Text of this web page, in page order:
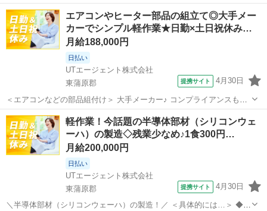
釜飯の素などの レトルト食を中心とした製造業務です♪ 一度は目にし
たことのある大手メーカーの ブランド商品の製造に携われます♪ 原材
料は日本国内のみならず世...
新潟 東蒲原郡
エアコンやヒーター部品の組立て◎大手メー
カーでシンプル軽作業★日勤×土日祝休み…
月給188,000円
日払い
UTエージェント株式会社
東蒲原郡
提携サイト 4月30日
＜エアコンなどの部品組付け＞ 大手メーカー♪ コンプライアンスもし
っかりで安心して就業できます◎ ☆地元大手メーカーでのオシゴト！
エアコンやファンヒーターなどの部品組付け作業をお任せします 覚え
てしまえばカンタン＆シンプ...
新潟 東蒲原郡 工場
軽作業！今話題の半導体部材（シリコンウェ
ーハ）の製造◇残業少なめ♪1食300円…
月給200,000円
日払い
UTエージェント株式会社
東蒲原郡
提携サイト 4月30日
＼半導体部材（シリコンウェーハ）の製造！／ ＜具体的には…＞ ◆材